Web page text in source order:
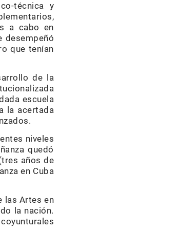
técnica y
a cabo en
desempeñó
que tenían
de la
escuela
la acertada
niveles
quedó
años de
en Cuba
las Artes en
la nación.